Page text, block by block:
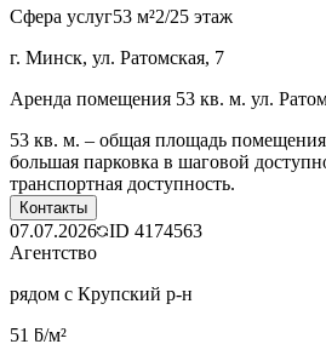
Сфера услуг53 м²2/25 этаж
г. Минск, ул. Ратомская, 7
Аренда помещения 53 кв. м. ул.
53 кв. м. – общая площадь
большая парковка в шаговой
транспортная доступность.
Контакты
07.07.2026 ID 4174563
Агентство
рядом с Крупский р-н
51 ƃ/м²